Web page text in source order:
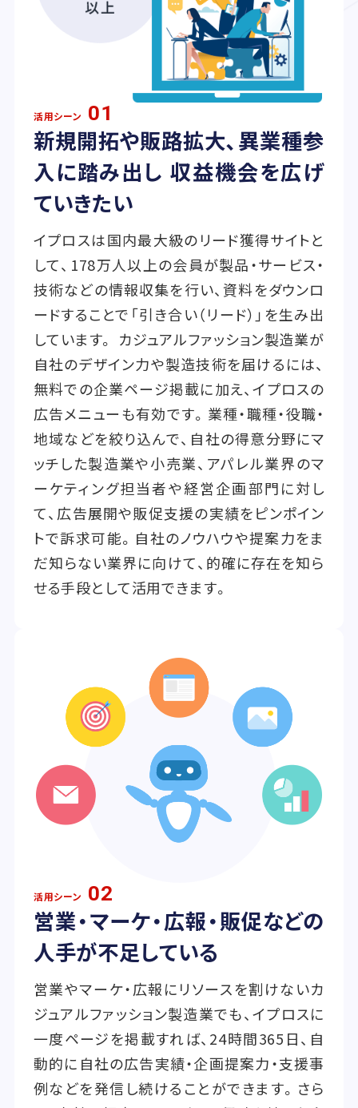
活用シーン 01
新規開拓や販路拡大、異業種参
入に踏み出し 収益機会を広げ
ていきたい
イプロスは国内最大級のリード獲得サイトと
して、178万人以上の会員が製品・サービス・
技術などの情報収集を行い、資料をダウンロ
ードすることで「引き合い（リード）」を生み出
しています。 カジュアルファッション製造業が
自社のデザイン力や製造技術を届けるには、
無料での企業ページ掲載に加え、イプロスの
広告メニューも有効です。業種・職種・役職・
地域などを絞り込んで、自社の得意分野にマ
ッチした製造業や小売業、アパレル業界のマ
ーケティング担当者や経営企画部門に対し
て、広告展開や販促支援の実績をピンポイン
トで訴求可能。自社のノウハウや提案力をま
だ知らない業界に向けて、的確に存在を知ら
せる手段として活用できます。
活用シーン 02
営業・マーケ・広報・販促などの
人手が不足している
営業やマーケ・広報にリソースを割けないカ
ジュアルファッション製造業でも、イプロスに
一度ページを掲載すれば、24時間365日、自
動的に自社の広告実績・企画提案力・支援事
例などを発信し続けることができます。さら